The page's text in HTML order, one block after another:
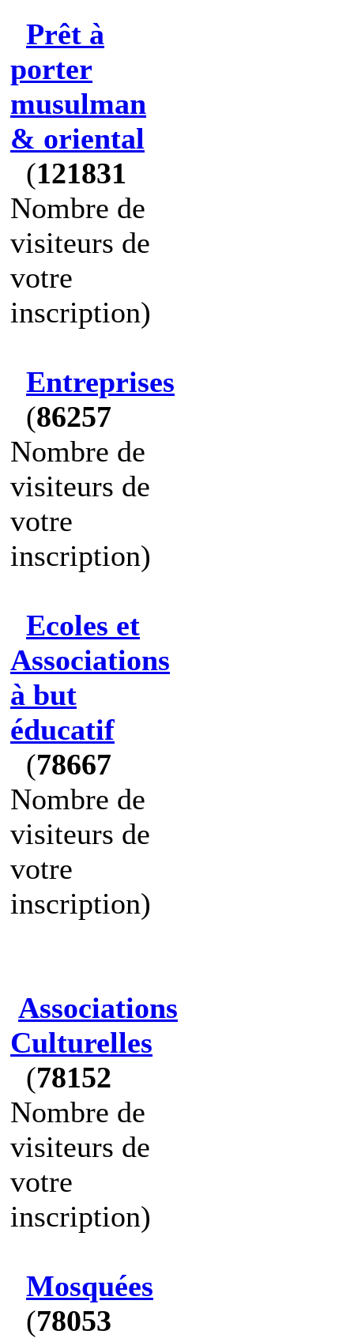
Prêt à
porter
musulman
& oriental
(121831
Nombre de
visiteurs de
votre
inscription)
Entreprises
(86257
Nombre de
visiteurs de
votre
inscription)
Ecoles et
Associations
à but
éducatif
(78667
Nombre de
visiteurs de
votre
inscription)
Associations
Culturelles
(78152
Nombre de
visiteurs de
votre
inscription)
Mosquées
(78053